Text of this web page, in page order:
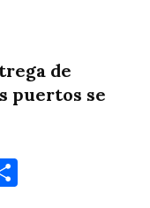
de
puertos se